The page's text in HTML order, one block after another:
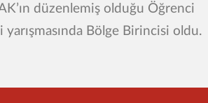
düzenlemiş olduğu Öğrenci
yarışmasında Bölge Birincisi oldu.